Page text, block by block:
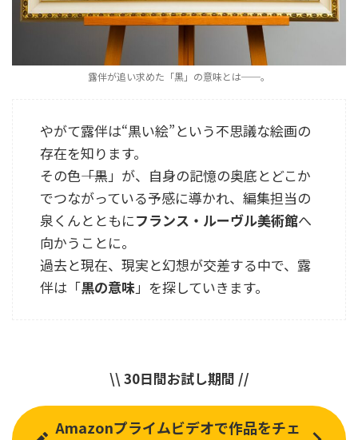
露伴が追い求めた「黒」の意味とは──。
やがて露伴は“黒い絵”という不思議な絵画の
存在を知ります。
その色――「黒」が、自身の記憶の奥底とどこか
でつながっている予感に導かれ、編集担当の
泉くんとともにフランス・ルーヴル美術館へ
向かうことに。
過去と現在、現実と幻想が交差する中で、露
伴は「黒の意味」を探していきます。
\\ 30日間お試し期間 //
Amazonプライムビデオで作品をチェ